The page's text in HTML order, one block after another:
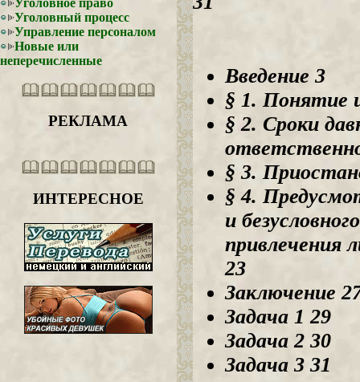
Уголовный процесс
Управление персоналом
Новые или
неперечисленные
РЕКЛАМА
ИНТЕРЕСНОЕ
Введение 3
§ 1. Понятие
§ 2. Сроки
§ 3.
§ 4.
и
привлечения
23
Заключение
Задача 1 29
Задача 2 30
Задача 3 31